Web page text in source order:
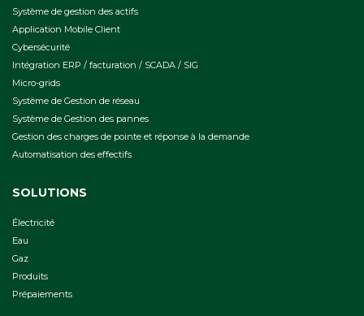
Système de gestion des actifs
Application Mobile Client
Cybersécurité
Intégration ERP / facturation / SCADA / SIG
Micro-grids
Système de Gestion de réseau
Système de Gestion des pannes
Gestion des charges de pointe et réponse à la demande
Automatisation des effectifs
SOLUTIONS
Électricité
Eau
Gaz
Produits
Prépaiements